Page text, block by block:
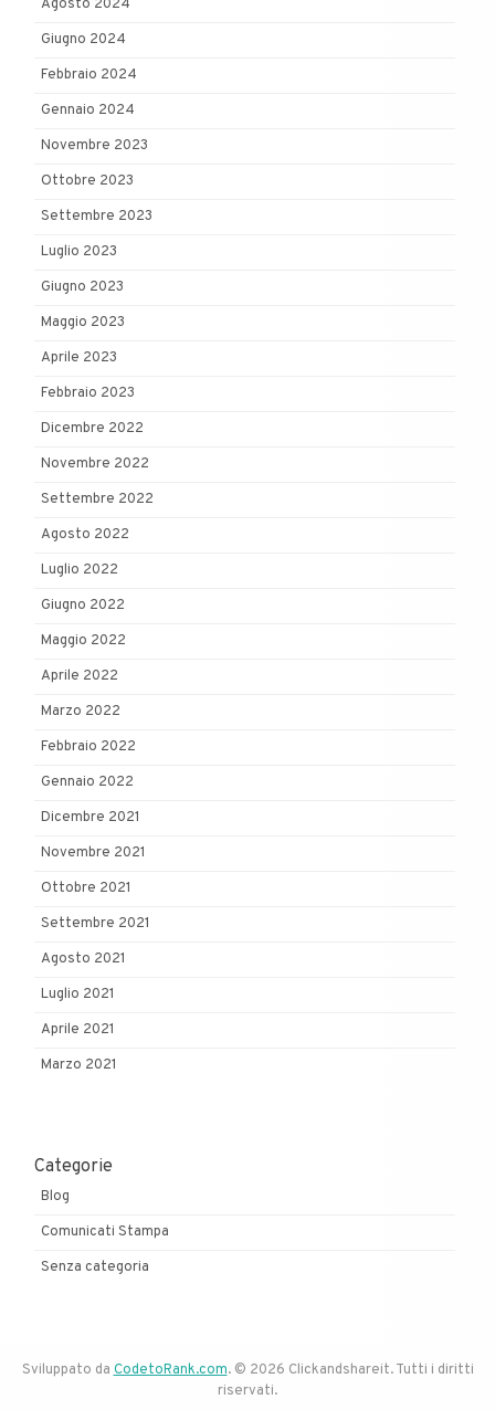
Agosto 2024
Giugno 2024
Febbraio 2024
Gennaio 2024
Novembre 2023
Ottobre 2023
Settembre 2023
Luglio 2023
Giugno 2023
Maggio 2023
Aprile 2023
Febbraio 2023
Dicembre 2022
Novembre 2022
Settembre 2022
Agosto 2022
Luglio 2022
Giugno 2022
Maggio 2022
Aprile 2022
Marzo 2022
Febbraio 2022
Gennaio 2022
Dicembre 2021
Novembre 2021
Ottobre 2021
Settembre 2021
Agosto 2021
Luglio 2021
Aprile 2021
Marzo 2021
Categorie
Blog
Comunicati Stampa
Senza categoria
Sviluppato da CodetoRank.com. © 2026 Clickandshareit. Tutti i diritti
riservati.